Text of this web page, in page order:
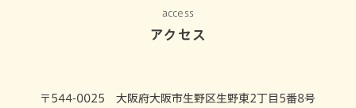
access
アクセス
〒544-0025 大阪府大阪市生野区生野東2丁目5番8号